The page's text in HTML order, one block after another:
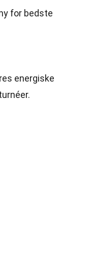
for bedste
energiske